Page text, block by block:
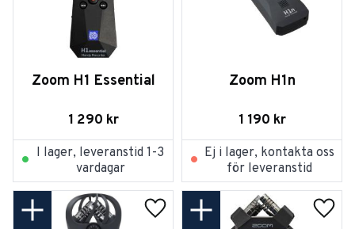
Zoom H1 Essential
1 290 kr
I lager, leveranstid 1-3
vardagar
Zoom H1n
1 190 kr
Ej i lager, kontakta oss
för leveranstid
Lägg till i favoriter